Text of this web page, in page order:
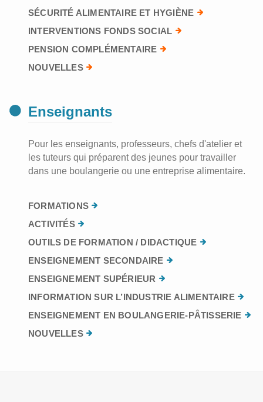
SÉCURITÉ ALIMENTAIRE ET HYGIÈNE
INTERVENTIONS FONDS SOCIAL
PENSION COMPLÉMENTAIRE
NOUVELLES
Enseignants
Pour les enseignants, professeurs, chefs d'atelier et
les tuteurs qui préparent des jeunes pour travailler
dans une boulangerie ou une entreprise alimentaire.
FORMATIONS
ACTIVITÉS
OUTILS DE FORMATION / DIDACTIQUE
ENSEIGNEMENT SECONDAIRE
ENSEIGNEMENT SUPÉRIEUR
INFORMATION SUR L’INDUSTRIE ALIMENTAIRE
ENSEIGNEMENT EN BOULANGERIE-PÂTISSERIE
NOUVELLES